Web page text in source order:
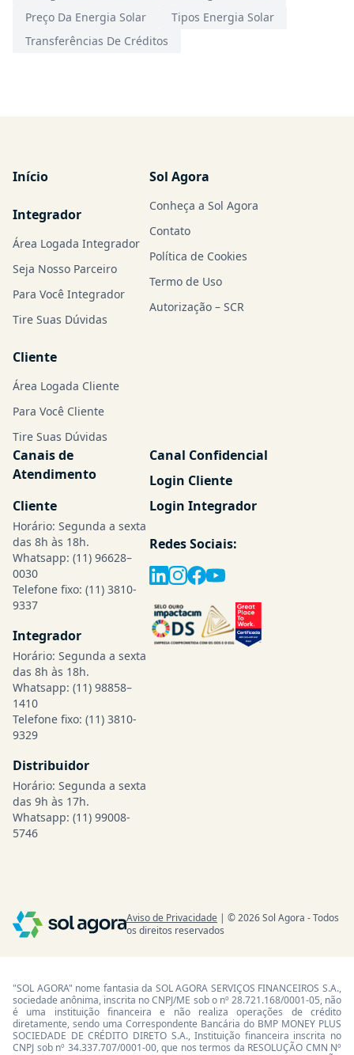
Preço Da Energia Solar
Tipos Energia Solar
Transferências De Créditos
Início
Integrador
Área Logada Integrador
Seja Nosso Parceiro
Para Você Integrador
Tire Suas Dúvidas
Cliente
Área Logada Cliente
Para Você Cliente
Tire Suas Dúvidas
Sol Agora
Conheça a Sol Agora
Contato
Política de Cookies
Termo de Uso
Autorização – SCR
Canais de
Atendimento
Cliente
Horário: Segunda a sexta
das 8h às 18h.
Whatsapp: (11) 96628–
0030
Telefone fixo: (11) 3810-
9337
Integrador
Horário: Segunda a sexta
das 8h às 18h.
Whatsapp: (11) 98858–
1410
Telefone fixo: (11) 3810-
9329
Distribuidor
Horário: Segunda a sexta
das 9h às 17h.
Whatsapp: (11) 99008-
5746
Canal Confidencial
Login Cliente
Login Integrador
Redes Sociais:
Aviso de Privacidade | © 2026 Sol Agora - Todos
os direitos reservados
"SOL AGORA" nome fantasia da SOL AGORA SERVIÇOS FINANCEIROS S.A.,
sociedade anônima, inscrita no CNPJ/ME sob o nº 28.721.168/0001-05, não
é uma instituição financeira e não realiza operações de crédito
diretamente, sendo uma Correspondente Bancária do BMP MONEY PLUS
SOCIEDADE DE CRÉDITO DIRETO S.A., Instituição financeira inscrita no
CNPJ sob nº 34.337.707/0001-00, que nos termos da RESOLUÇÃO CMN Nº